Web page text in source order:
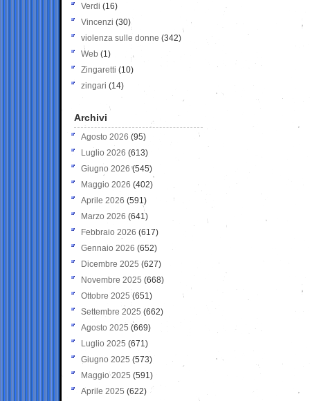
Verdi (16)
Vincenzi (30)
violenza sulle donne (342)
Web (1)
Zingaretti (10)
zingari (14)
Archivi
Agosto 2026 (95)
Luglio 2026 (613)
Giugno 2026 (545)
Maggio 2026 (402)
Aprile 2026 (591)
Marzo 2026 (641)
Febbraio 2026 (617)
Gennaio 2026 (652)
Dicembre 2025 (627)
Novembre 2025 (668)
Ottobre 2025 (651)
Settembre 2025 (662)
Agosto 2025 (669)
Luglio 2025 (671)
Giugno 2025 (573)
Maggio 2025 (591)
Aprile 2025 (622)